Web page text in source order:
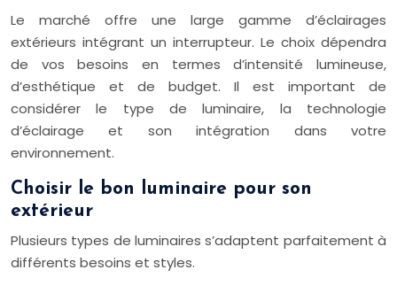
Le marché offre une large gamme d’éclairages
extérieurs intégrant un interrupteur. Le choix dépendra
de vos besoins en termes d’intensité lumineuse,
d’esthétique et de budget. Il est important de
considérer le type de luminaire, la technologie
d’éclairage et son intégration dans votre
environnement.
Choisir le bon luminaire pour son
extérieur
Plusieurs types de luminaires s’adaptent parfaitement à
différents besoins et styles.